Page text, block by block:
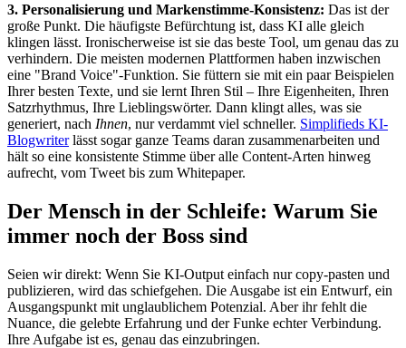
3. Personalisierung und Markenstimme-Konsistenz: Das ist der
große Punkt. Die häufigste Befürchtung ist, dass KI alle gleich
klingen lässt. Ironischerweise ist sie das beste Tool, um genau das zu
verhindern. Die meisten modernen Plattformen haben inzwischen
eine "Brand Voice"-Funktion. Sie füttern sie mit ein paar Beispielen
Ihrer besten Texte, und sie lernt Ihren Stil – Ihre Eigenheiten, Ihren
Satzrhythmus, Ihre Lieblingswörter. Dann klingt alles, was sie
generiert, nach Ihnen, nur verdammt viel schneller. Simplifieds KI-
Blogwriterlässt sogar ganze Teams daran zusammenarbeiten und
hält so eine konsistente Stimme über alle Content-Arten hinweg
aufrecht, vom Tweet bis zum Whitepaper.
Der Mensch in der Schleife: Warum Sie
immer noch der Boss sind
Seien wir direkt: Wenn Sie KI-Output einfach nur copy-pasten und
publizieren, wird das schiefgehen. Die Ausgabe ist ein Entwurf, ein
Ausgangspunkt mit unglaublichem Potenzial. Aber ihr fehlt die
Nuance, die gelebte Erfahrung und der Funke echter Verbindung.
Ihre Aufgabe ist es, genau das einzubringen.